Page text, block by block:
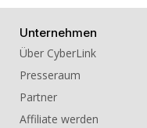
Unternehmen
Über CyberLink
Presseraum
Partner
Affiliate werden